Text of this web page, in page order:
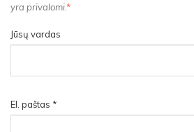
yra privalomi.*
Jūsų vardas
El. paštas *